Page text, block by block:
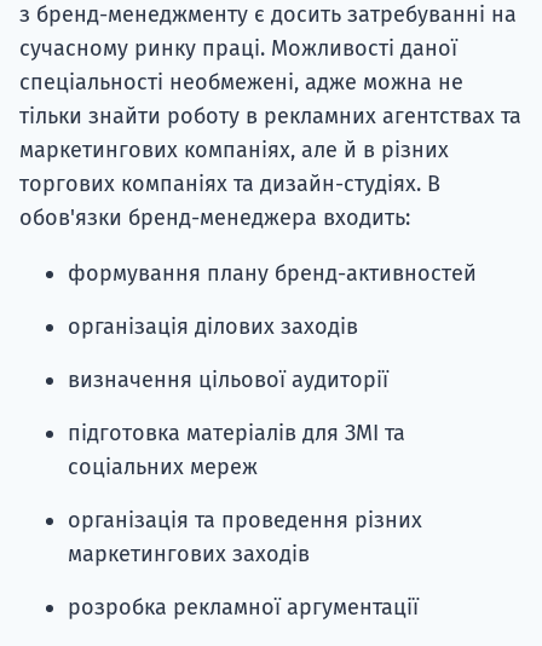
з бренд-менеджменту є досить затребуванні на
сучасному ринку праці. Можливості даної
спеціальності необмежені, адже можна не
тільки знайти роботу в рекламних агентствах та
маркетингових компаніях, але й в різних
торгових компаніях та дизайн-студіях. В
обов'язки бренд-менеджера входить:
формування плану бренд-активностей
організація ділових заходів
визначення цільової аудиторії
підготовка матеріалів для ЗМІ та
соціальних мереж
організація та проведення різних
маркетингових заходів
розробка рекламної аргументації